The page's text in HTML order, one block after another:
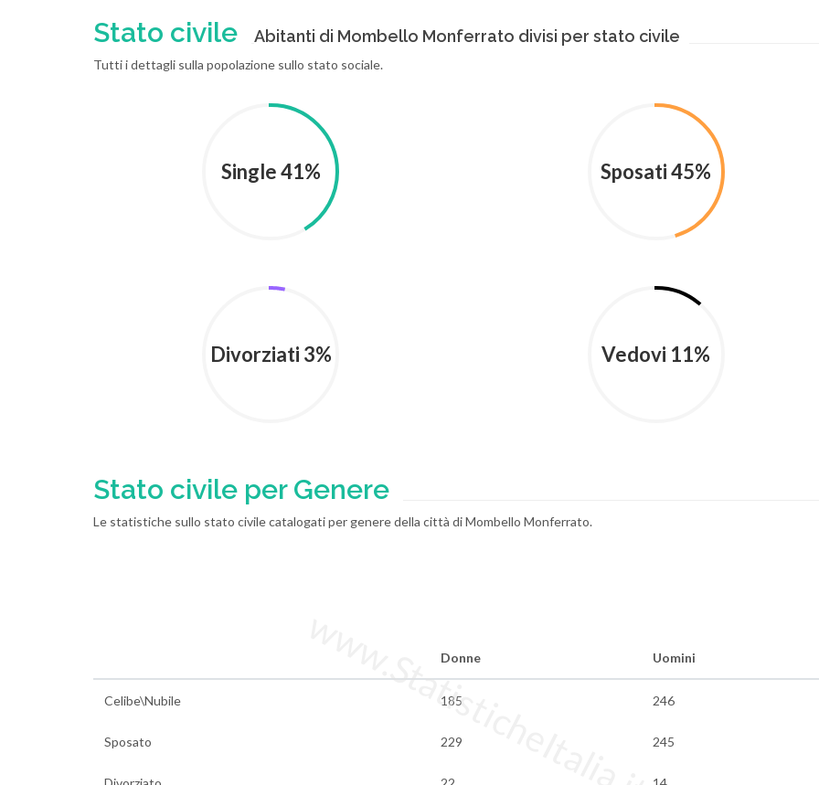
Stato civile Abitanti di Mombello Monferrato divisi per stato civile
Tutti i dettagli sulla popolazione sullo stato sociale.
Single 41% Sposati 45%
Divorziati 3% Vedovi 11%
Stato civile per Genere
Le statistiche sullo stato civile catalogati per genere della città di Mombello Monferrato.
Donne Uomini
Celibe\Nubile 185 246
Sposato 229 245
www.StatisticheItalia.it